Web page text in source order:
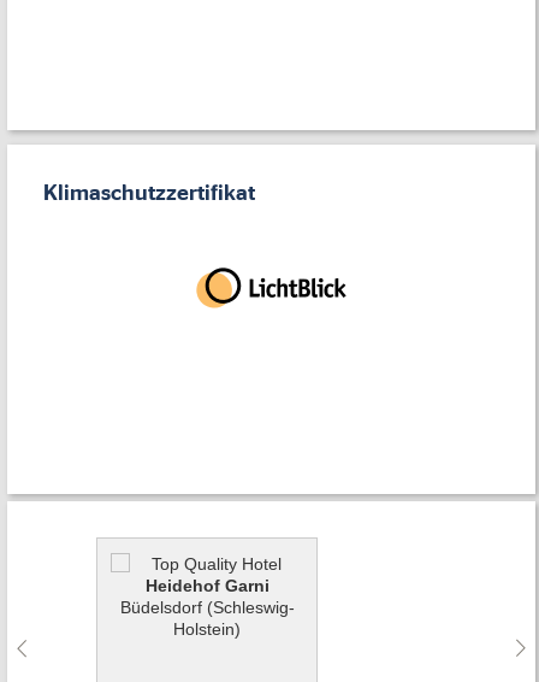
Büdelsdorf
Klimaschutzzertifikat
Heidehof Garni
Büdelsdorf (Schleswig-
Holstein)